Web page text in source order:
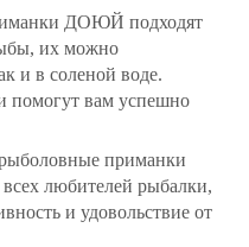
ДОЮЙ подходят
их можно
и в соленой воде.
помогут вам успешно
приманки
любителей рыбалки,
и удовольствие от